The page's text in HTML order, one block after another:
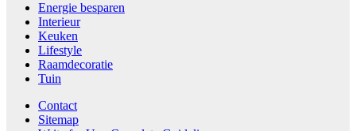
Energie besparen
Interieur
Keuken
Lifestyle
Raamdecoratie
Tuin
Contact
Sitemap